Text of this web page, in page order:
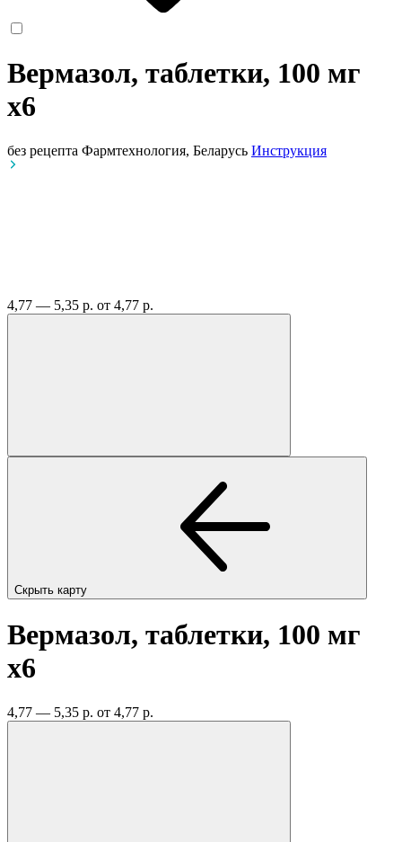
Вермазол, таблетки, 100 мг
x6
без рецепта Фармтехнология, Беларусь Инструкция
4,77 — 5,35 р. от 4,77 р.
Скрыть карту
Вермазол, таблетки, 100 мг
x6
4,77 — 5,35 р. от 4,77 р.